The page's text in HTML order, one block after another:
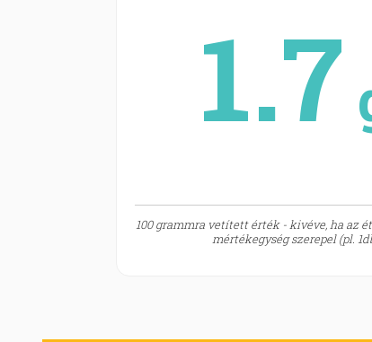
1.7
100 grammra vetített érték - kivéve, ha az
mértékegység szerepel (pl.